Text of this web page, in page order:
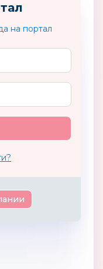
на портал